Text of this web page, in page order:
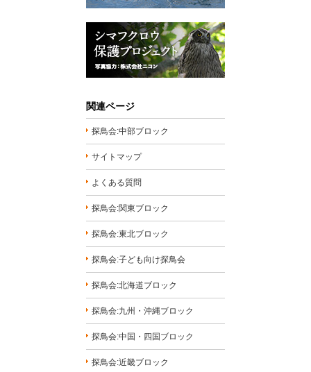
関連ページ
探鳥会:中部ブロック
サイトマップ
よくある質問
探鳥会:関東ブロック
探鳥会:東北ブロック
探鳥会:子ども向け探鳥会
探鳥会:北海道ブロック
探鳥会:九州・沖縄ブロック
探鳥会:中国・四国ブロック
探鳥会:近畿ブロック